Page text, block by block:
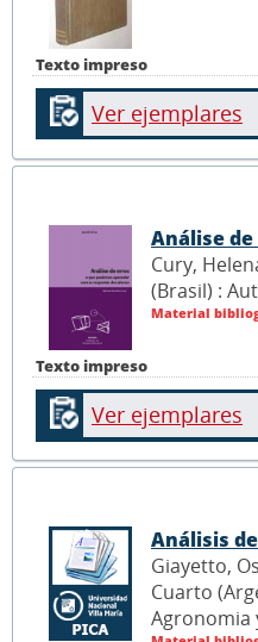
Texto impreso
Ver ejemplares
Texto impreso
Análise
Cury,
(Brasil) :
Material
Ver ejemplares
Análisis
Giayetto,
Cuarto
Agronomia